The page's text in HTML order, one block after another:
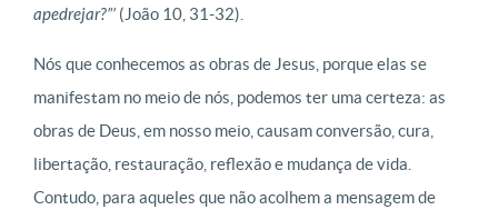
apedrejar?”’ (João 10, 31-32).
Nós que conhecemos as obras de Jesus, porque elas se
manifestam no meio de nós, podemos ter uma certeza: as
obras de Deus, em nosso meio, causam conversão, cura,
libertação, restauração, reflexão e mudança de vida.
Contudo, para aqueles que não acolhem a mensagem de